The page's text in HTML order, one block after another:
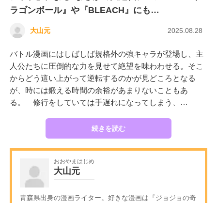
ラゴンボール』や『BLEACH』にも…
大山元 2025.08.28
バトル漫画にはしばしば規格外の強キャラが登場し、主
人公たちに圧倒的な力を見せて絶望を味わわせる。そこ
からどう這い上がって逆転するのかが見どころとなる
が、時には鍛える時間の余裕があまりないこともあ
る。 修行をしていては手遅れになってしまう、…
続きを読む
おおやまはじめ
大山元
青森県出身の漫画ライター。好きな漫画は『ジョジョの奇